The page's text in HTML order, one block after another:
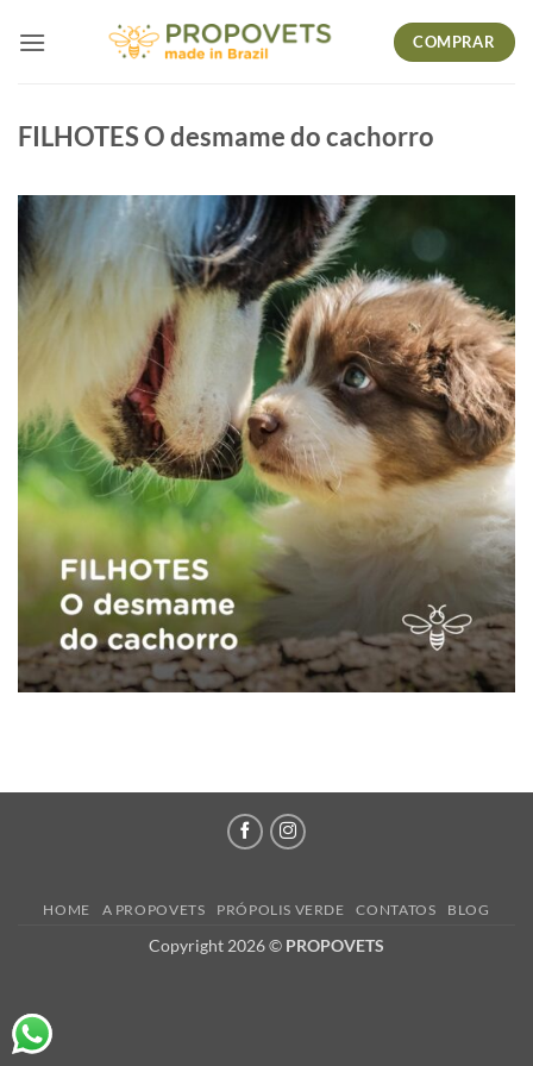
COMPRAR
FILHOTES O desmame do cachorro
HOME A PROPOVETS PRÓPOLIS VERDE CONTATOS BLOG
Copyright 2026 © PROPOVETS